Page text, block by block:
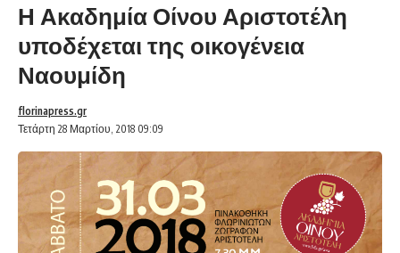
Η Ακαδημία Οίνου Αριστοτέλη
υποδέχεται της οικογένεια
Ναουμίδη
Τετάρτη 28 Μαρτίου, 2018 09:09
florinapress.gr